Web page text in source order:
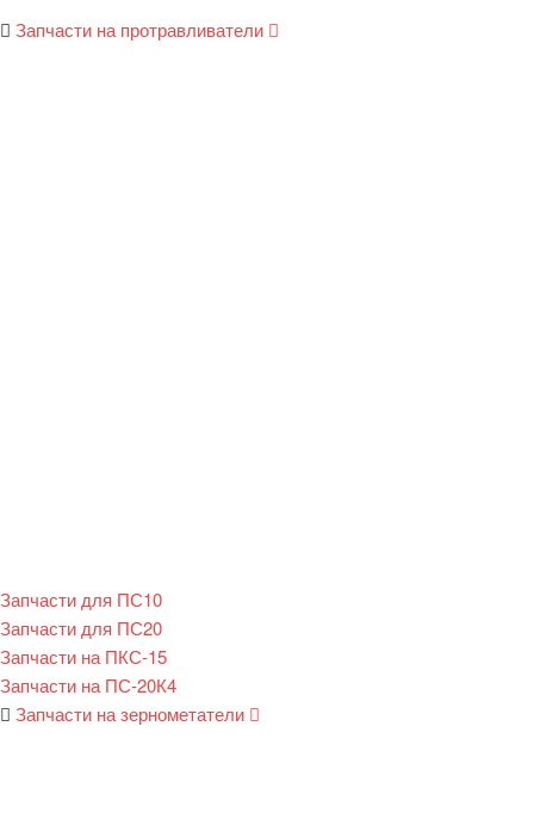
Запчасти на протравливатели
Запчасти для ПС10
Запчасти для ПС20
Запчасти на ПКС-15
Запчасти на ПС-20К4
Запчасти на зернометатели